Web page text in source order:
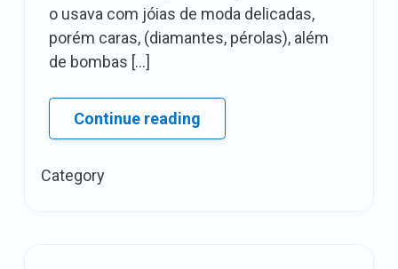
o usava com jóias de moda delicadas,
porém caras, (diamantes, pérolas), além
de bombas […]
Continue readingRelatório
TPS
Category